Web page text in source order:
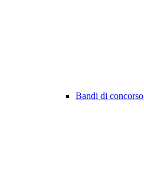
Bandi di concorso